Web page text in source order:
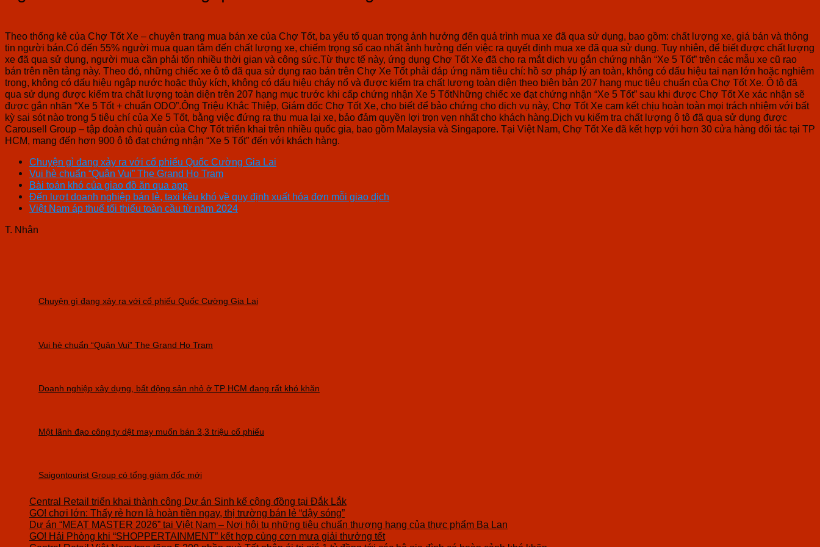
Theo thống kê của Chợ Tốt Xe – chuyên trang mua bán xe của Chợ Tốt, ba yếu tố quan trọng ảnh hưởng đến quá trình mua xe đã qua sử dụng, bao gồm: chất lượng xe, giá bán và thông
tin người bán.Có đến 55% người mua quan tâm đến chất lượng xe, chiếm trọng số cao nhất ảnh hưởng đến việc ra quyết định mua xe đã qua sử dụng. Tuy nhiên, để biết được chất lượng
xe đã qua sử dụng, người mua cần phải tốn nhiều thời gian và công sức.Từ thực tế này, ứng dụng Chợ Tốt Xe đã cho ra mắt dịch vụ gắn chứng nhận “Xe 5 Tốt” trên các mẫu xe cũ rao
bán trên nền tảng này. Theo đó, những chiếc xe ô tô đã qua sử dụng rao bán trên Chợ Xe Tốt phải đáp ứng năm tiêu chí: hồ sơ pháp lý an toàn, không có dấu hiệu tai nạn lớn hoặc nghiêm
trọng, không có dấu hiệu ngập nước hoặc thủy kích, không có dấu hiệu cháy nổ và được kiểm tra chất lượng toàn diện theo biên bản 207 hạng mục tiêu chuẩn của Chợ Tốt Xe. Ô tô đã
qua sử dụng được kiểm tra chất lượng toàn diện trên 207 hạng mục trước khi cấp chứng nhận Xe 5 TốtNhững chiếc xe đạt chứng nhận “Xe 5 Tốt” sau khi được Chợ Tốt Xe xác nhận sẽ
được gắn nhãn “Xe 5 Tốt + chuẩn ODO”.Ông Triệu Khắc Thiệp, Giám đốc Chợ Tốt Xe, cho biết để bảo chứng cho dịch vụ này, Chợ Tốt Xe cam kết chịu hoàn toàn mọi trách nhiệm với bất
kỳ sai sót nào trong 5 tiêu chí của Xe 5 Tốt, bằng việc đứng ra thu mua lại xe, bảo đảm quyền lợi trọn vẹn nhất cho khách hàng.Dịch vụ kiểm tra chất lượng ô tô đã qua sử dụng được
Carousell Group – tập đoàn chủ quản của Chợ Tốt triển khai trên nhiều quốc gia, bao gồm Malaysia và Singapore. Tại Việt Nam, Chợ Tốt Xe đã kết hợp với hơn 30 cửa hàng đối tác tại TP
HCM, mang đến hơn 900 ô tô đạt chứng nhận “Xe 5 Tốt” đến với khách hàng.
Chuyện gì đang xảy ra với cổ phiếu Quốc Cường Gia Lai
Vui hè chuẩn “Quận Vui” The Grand Ho Tram
Bài toán khó của giao đồ ăn qua app
Đến lượt doanh nghiệp bán lẻ, taxi kêu khó về quy định xuất hóa đơn mỗi giao dịch
Việt Nam áp thuế tối thiểu toàn cầu từ năm 2024
T. Nhân
Chuyện gì đang xảy ra với cổ phiếu Quốc Cường Gia Lai
Vui hè chuẩn “Quận Vui” The Grand Ho Tram
Doanh nghiệp xây dựng, bất động sản nhỏ ở TP HCM đang rất khó khăn
Một lãnh đạo công ty dệt may muốn bán 3,3 triệu cổ phiếu
Saigontourist Group có tổng giám đốc mới
Central Retail triển khai thành công Dự án Sinh kế cộng đồng tại Đắk Lắk
GO! chơi lớn: Thấy rẻ hơn là hoàn tiền ngay, thị trường bán lẻ “dậy sóng”
Dự án “MEAT MASTER 2026” tại Việt Nam – Nơi hội tụ những tiêu chuẩn thượng hạng của thực phẩm Ba Lan
GO! Hải Phòng khi “SHOPPERTAINMENT” kết hợp cùng cơn mưa giải thưởng tết